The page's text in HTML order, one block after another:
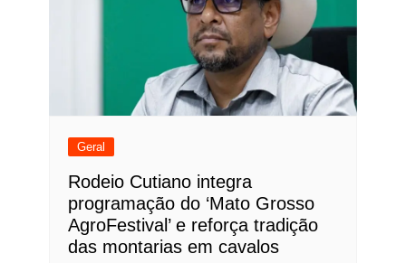
Geral
Rodeio Cutiano integra
programação do ‘Mato Grosso
AgroFestival’ e reforça tradição
das montarias em cavalos